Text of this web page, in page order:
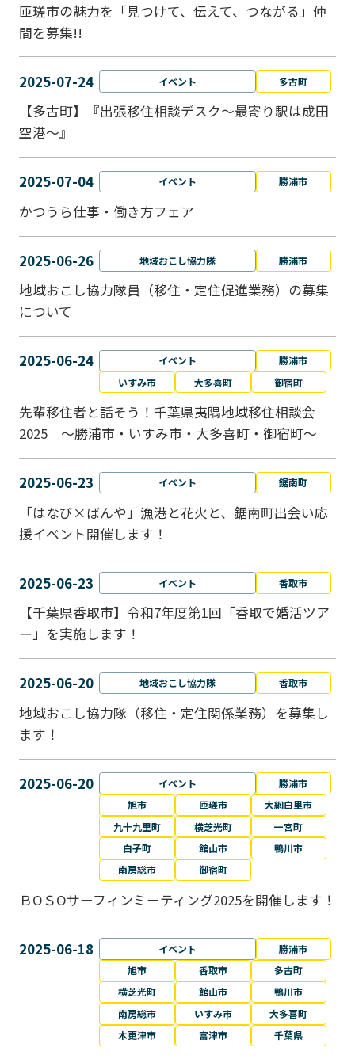
匝瑳市の魅力を「見つけて、伝えて、つながる」仲
間を募集!!
2025-07-24 イベント 多古町
【多古町】『出張移住相談デスク～最寄り駅は成田
空港～』
2025-07-04 イベント 勝浦市
かつうら仕事・働き方フェア
2025-06-26 地域おこし協力隊 勝浦市
地域おこし協力隊員（移住・定住促進業務）の募集
について
2025-06-24 イベント
勝浦市
いすみ市
大多喜町 御宿町
先輩移住者と話そう！千葉県夷隅地域移住相談会
2025 ～勝浦市・いすみ市・大多喜町・御宿町～
2025-06-23 イベント 鋸南町
「はなび×ばんや」漁港と花火と、鋸南町出会い応
援イベント開催します！
2025-06-23 イベント 香取市
【千葉県香取市】令和7年度第1回「香取で婚活ツア
ー」を実施します！
2025-06-20 地域おこし協力隊 香取市
地域おこし協力隊（移住・定住関係業務）を募集し
ます！
2025-06-20 イベント
勝浦市
旭市
匝瑳市
大網白里市
九十九里町
横芝光町
一宮町
白子町
館山市
鴨川市
南房総市
御宿町
ＢОＳОサーフィンミーティング2025を開催します！
2025-06-18 イベント
勝浦市
旭市
香取市
多古町
横芝光町
館山市
鴨川市
南房総市
いすみ市
大多喜町
木更津市
富津市 千葉県